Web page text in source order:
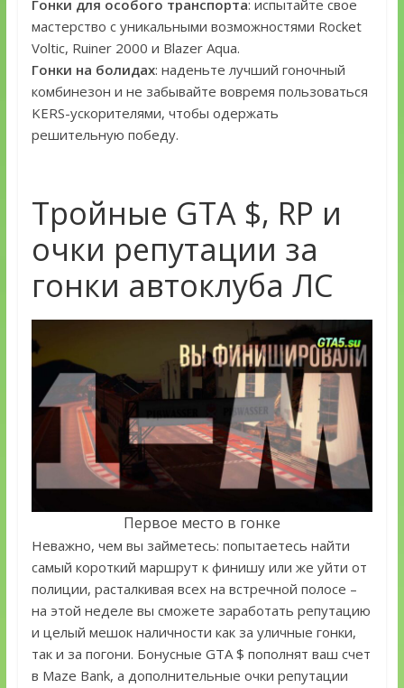
Гонки для особого транспорта: испытайте свое
мастерство с уникальными возможностями Rocket
Voltic, Ruiner 2000 и Blazer Aqua.
Гонки на болидах: наденьте лучший гоночный
комбинезон и не забывайте вовремя пользоваться
KERS-ускорителями, чтобы одержать
решительную победу.
Тройные GTA $, RP и
очки репутации за
гонки автоклуба ЛС
Первое место в гонке
Неважно, чем вы займетесь: попытаетесь найти
самый короткий маршрут к финишу или же уйти от
полиции, расталкивая всех на встречной полосе –
на этой неделе вы сможете заработать репутацию
и целый мешок наличности как за уличные гонки,
так и за погони. Бонусные GTA $ пополнят ваш счет
в Maze Bank, а дополнительные очки репутации